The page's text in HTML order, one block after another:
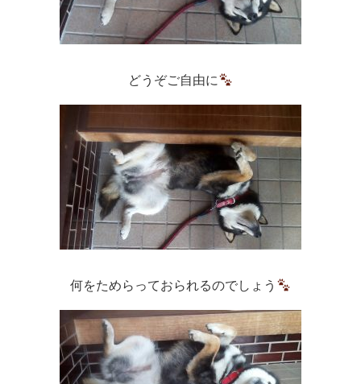
どうぞご自由に
何をためらっておられるのでしょう